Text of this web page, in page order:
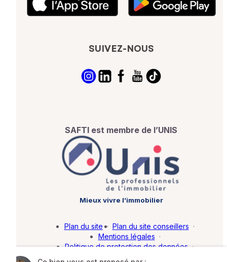
SUIVEZ-NOUS
SAFTI est membre de l’UNIS
Mieux vivre l’immobilier
Plan du site · Plan du site conseillers ·
Mentions légales ·
Politique de protection des données ·